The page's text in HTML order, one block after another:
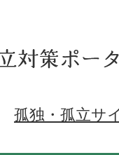
孤独・孤立サ